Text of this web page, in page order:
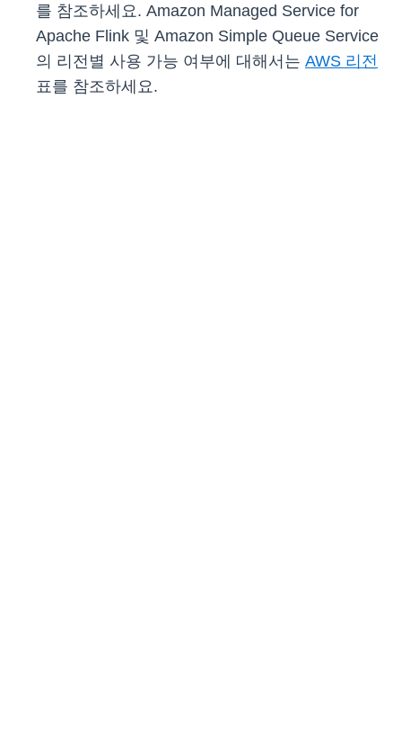
를 참조하세요. Amazon Managed Service for
Apache Flink 및 Amazon Simple Queue Service
의 리전별 사용 가능 여부에 대해서는 AWS 리전
표를 참조하세요.